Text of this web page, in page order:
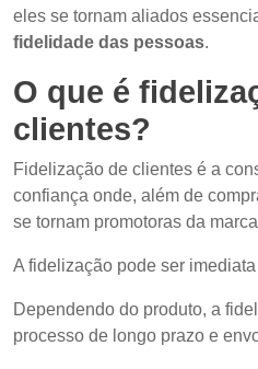
eles se tornam aliados
fidelidade das pessoas.
O que é
clientes?
Fidelização de clientes é a
confiança onde, além de
se tornam promotoras da
A fidelização pode ser
Dependendo do produto, a
processo de longo prazo e